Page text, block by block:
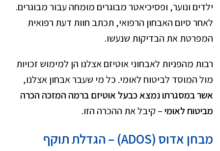
ילדים ונוער, ופסיכיאטר מבוגרים מומחה עבור מבוגרים.
לאחר סיום האבחון הרפואי, תכתב חוות דעת רפואית
המפרטת את הבדיקות שנעשו.
רבות מהפניות לאבחוני אוטיזם אצלנו הן למימוש זכויות
מול המוסד לביטוח לאומי. כל מי שעבר אבחון אצלנו,
אשר במסגרתו נמצא כבעל אוטיזם ברמה המזכה הכרה
מביטוח לאומי– קיבל את ההכרה הזו.
מבחן אדוס (ADOS) – הגדלת תוקף